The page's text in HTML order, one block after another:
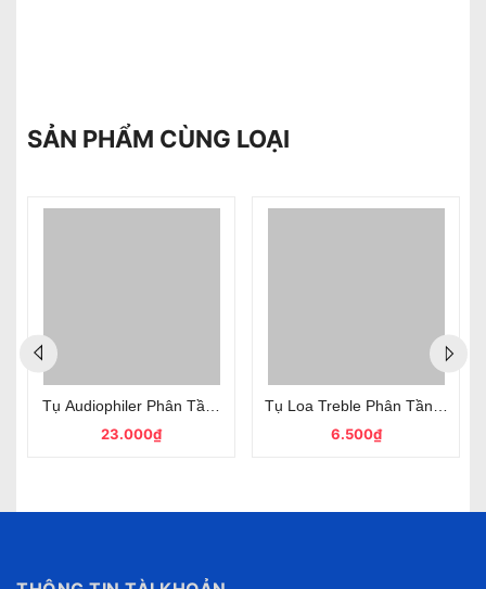
SẢN PHẨM CÙNG LOẠI
1.8uF 250V Bảo Vệ Loa Treble
Tụ Audiophiler Phân Tần 12uF 250V Màu Đỏ Loại Tốt
23.000₫
Tụ Loa Treble Phân Tần
6.500₫